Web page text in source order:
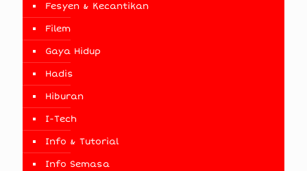
Fesyen & Kecantikan
Filem
Gaya Hidup
Hadis
Hiburan
I-Tech
Info & Tutorial
Info Semasa